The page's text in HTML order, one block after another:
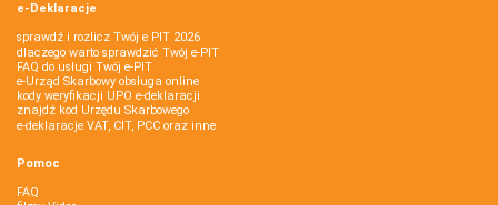
e-Deklaracje
sprawdź i rozlicz Twój e PIT 2026
dlaczego warto sprawdzić Twój e-PIT
FAQ do usługi Twój e-PIT
e-Urząd Skarbowy obsługa online
kody weryfikacji UPO e-deklaracji
znajdź kod Urzędu Skarbowego
e-deklaracje VAT, CIT, PCC oraz inne
Pomoc
FAQ